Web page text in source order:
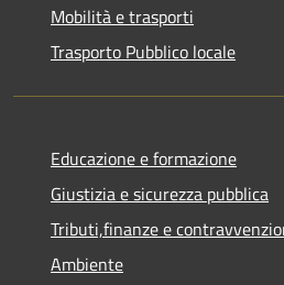
Mobilità e trasporti
Trasporto Pubblico locale
Educazione e formazione
Giustizia e sicurezza pubblica
Tributi,finanze e
Ambiente